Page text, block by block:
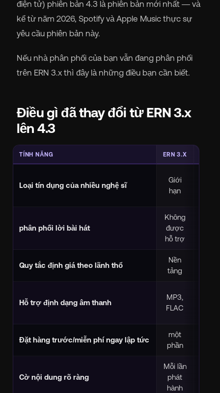
điện tử) phiên bản 4.3 là phiên bản mới nhất — và
kể từ năm 2026, Spotify và Apple Music thực sự
yêu cầu phiên bản này.
Nếu nhà phân phối của bạn vẫn đang phân phối
trên ERN 3.x thì đây là những điều bạn cần biết.
Điều gì đã thay đổi từ ERN 3.x
lên 4.3
TÍNH NĂNG ERN 3.X
Loại tín dụng của nhiều nghệ sĩ
Giới
hạn
phân phối lời bài hát
Không
được
hỗ trợ
Quy tắc định giá theo lãnh thổ
Nền
tảng
Hỗ trợ định dạng âm thanh
MP3,
FLAC
Đặt hàng trước/miễn phí ngay lập tức
một
phần
Cờ nội dung rõ ràng
Mỗi lần
phát
hành